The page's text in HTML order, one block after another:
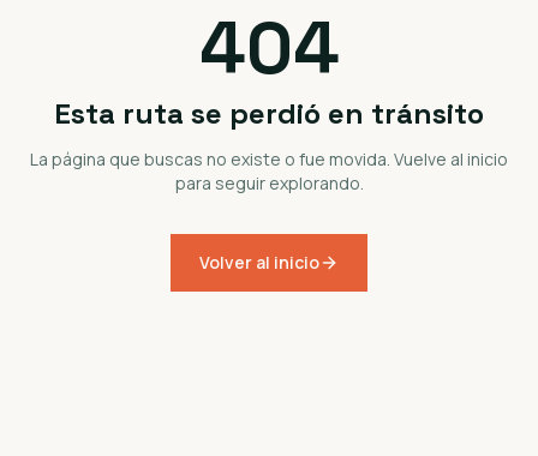
404
Esta ruta se perdió en tránsito
La página que buscas no existe o fue movida. Vuelve al inicio
para seguir explorando.
Volver al inicio